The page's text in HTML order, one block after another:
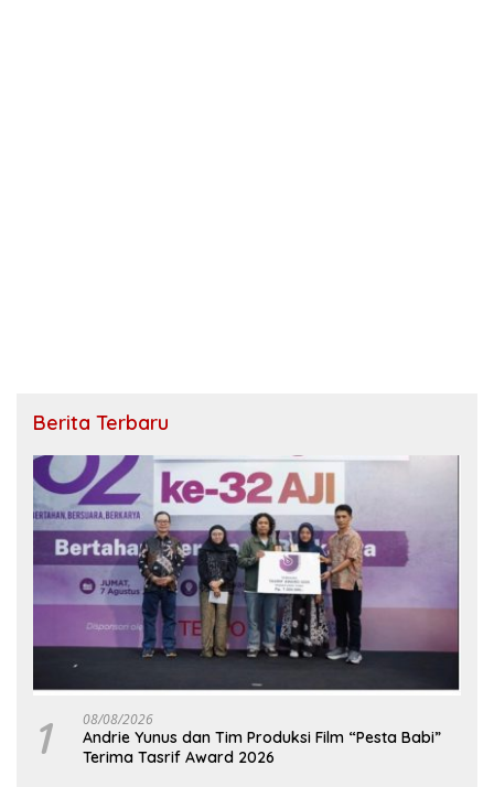
Berita Terbaru
1 08/08/2026
Andrie Yunus dan Tim Produksi Film “Pesta Babi”
Terima Tasrif Award 2026